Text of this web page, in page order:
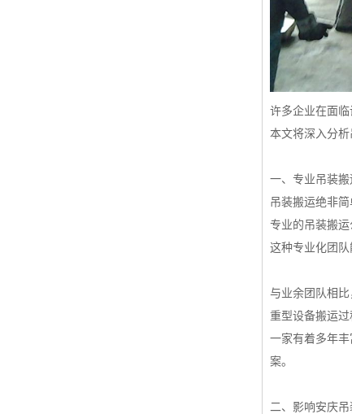
许多企业在面
本文将深入分
一、专业吊装
吊装搬运绝非
专业的吊装搬
这种专业化团
与业余团队相比
重型设备搬运
一家有着多年
案。
二、影响安庆